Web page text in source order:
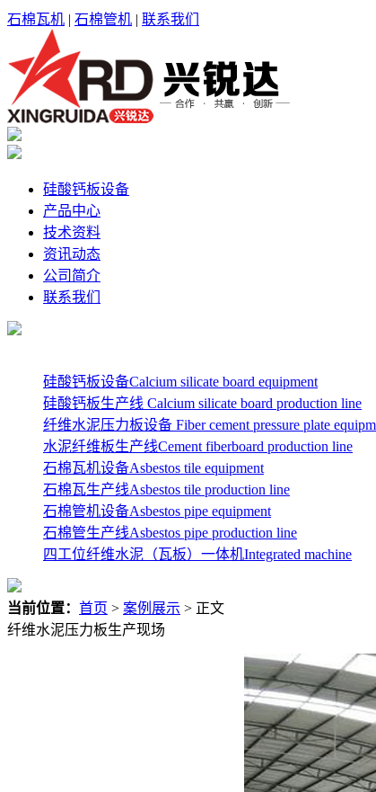
石棉瓦机 | 石棉管机 | 联系我们
硅酸钙板设备
产品中心
技术资料
资讯动态
公司简介
联系我们
硅酸钙板设备Calcium silicate board equipment
硅酸钙板生产线 Calcium silicate board production line
纤维水泥压力板设备 Fiber cement pressure plate
水泥纤维板生产线Cement fiberboard production line
石棉瓦机设备Asbestos tile equipment
石棉瓦生产线Asbestos tile production line
石棉管机设备Asbestos pipe equipment
石棉管生产线Asbestos pipe production line
四工位纤维水泥（瓦板）一体机Integrated machine
当前位置： 首页 > 案例展示 > 正文
纤维水泥压力板生产现场